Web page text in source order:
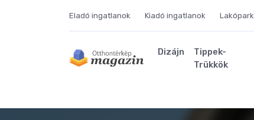
Eladó ingatlanok Kiadó ingatlanok Lakópark
Dizájn
Tippek-
Trükkök